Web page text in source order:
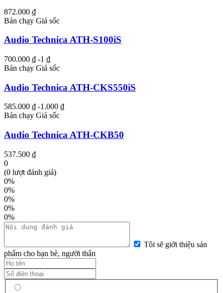
872.000 ₫
Bán chạy Giá sốc
Audio Technica ATH-S100iS
700.000 ₫ -1 ₫
Bán chạy Giá sốc
Audio Technica ATH-CKS550iS
585.000 ₫ -1.000 ₫
Bán chạy Giá sốc
Audio Technica ATH-CKB50
537.500 ₫
0
(0 lượt đánh giá)
0%
0%
0%
0%
0%
Tôi sẽ giới thiệu sản
phẩm cho bạn bè, người thân